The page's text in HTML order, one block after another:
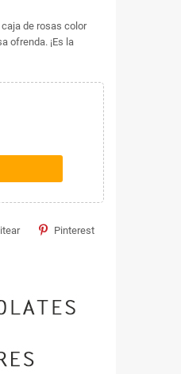
de rosas color
ofrenda. ¡Es la
Pinterest